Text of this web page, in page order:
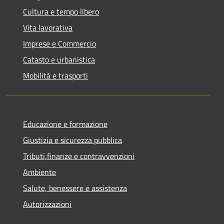
Cultura e tempo libero
Vita lavorativa
Imprese e Commercio
Catasto e urbanistica
Mobilità e trasporti
Educazione e formazione
Giustizia e sicurezza pubblica
Tributi,finanze e contravvenzioni
Ambiente
Salute, benessere e assistenza
Autorizzazioni